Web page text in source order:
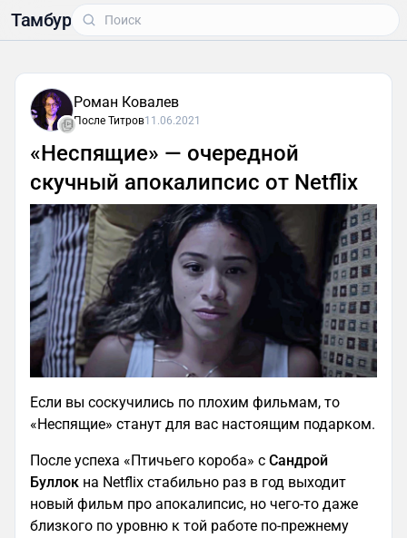
Тамбур
Роман Ковалев
После Титров11.06.2021
«Неспящие» — очередной
скучный апокалипсис от Netflix
Если вы соскучились по плохим фильмам, то
«Неспящие» станут для вас настоящим подарком.
После успеха «Птичьего короба» с Сандрой
Буллок на Netflix стабильно раз в год выходит
новый фильм про апокалипсис, но чего-то даже
близкого по уровню к той работе по-прежнему